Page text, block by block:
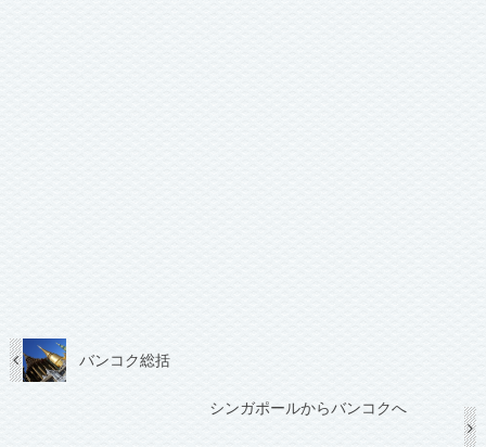
バンコク総括
シンガポールからバンコクへ